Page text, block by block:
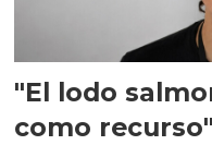
"El lodo
como